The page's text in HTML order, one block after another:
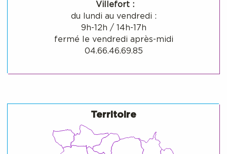
Villefort :
du lundi au vendredi :
9h-12h / 14h-17h
fermé le vendredi après-midi
04.66.46.69.85
Territoire